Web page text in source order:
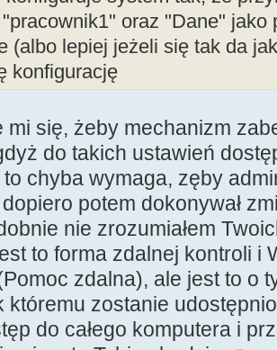
oraz "Dane" jako
(albo lepiej jeżeli się tak da
konfigurację
mi się, żeby mechanizm
do takich ustawień
chyba wymaga, zęby
potem dokonywał
nie zrozumiałem
to forma zdalnej kontroli i
zdalna), ale jest to o
któremu zostanie
do całego komputera i